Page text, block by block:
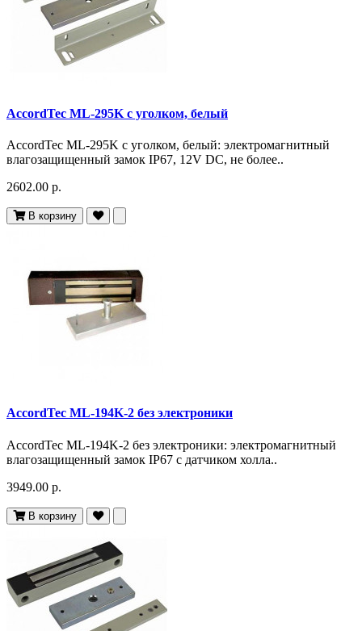
AccordTec ML-295K с уголком, белый
AccordTec ML-295K с уголком, белый: электромагнитный
влагозащищенный замок IP67, 12V DC, не более..
2602.00 р.
В корзину
AccordTec ML-194K-2 без электроники
AccordTec ML-194K-2 без электроники: электромагнитный
влагозащищенный замок IP67 c датчиком холла..
3949.00 р.
В корзину